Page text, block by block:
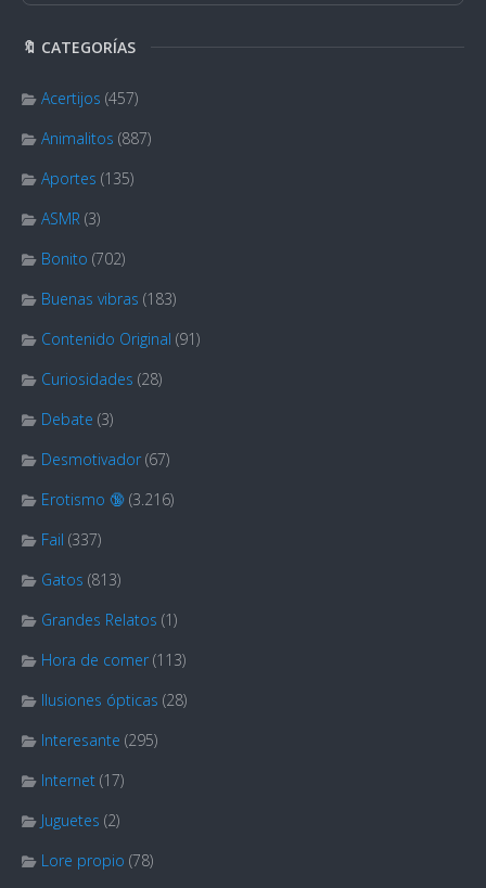
🔖 CATEGORÍAS
Acertijos (457)
Animalitos (887)
Aportes (135)
ASMR (3)
Bonito (702)
Buenas vibras (183)
Contenido Original (91)
Curiosidades (28)
Debate (3)
Desmotivador (67)
Erotismo 🔞 (3.216)
Fail (337)
Gatos (813)
Grandes Relatos (1)
Hora de comer (113)
Ilusiones ópticas (28)
Interesante (295)
Internet (17)
Juguetes (2)
Lore propio (78)